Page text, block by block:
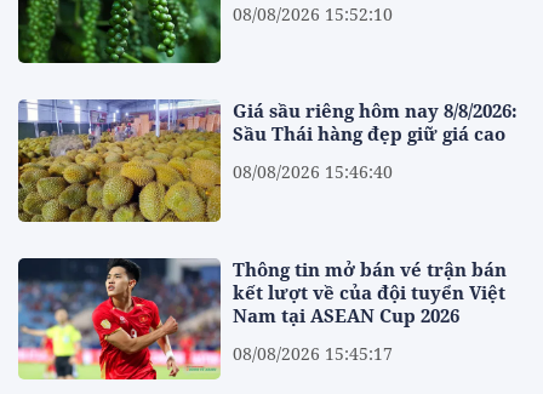
08/08/2026 15:52:10
Giá sầu riêng hôm nay 8/8/2026:
Sầu Thái hàng đẹp giữ giá cao
08/08/2026 15:46:40
Thông tin mở bán vé trận bán
kết lượt về của đội tuyển Việt
Nam tại ASEAN Cup 2026
08/08/2026 15:45:17